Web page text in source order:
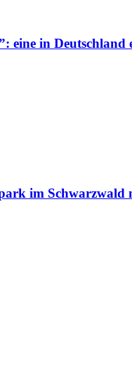
eine in Deutschland
im